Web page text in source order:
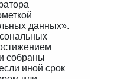
данных».
собраны
иной срок